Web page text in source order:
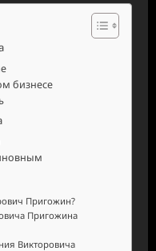
бизнесе
Пригожин?
Пригожина
Викторовича